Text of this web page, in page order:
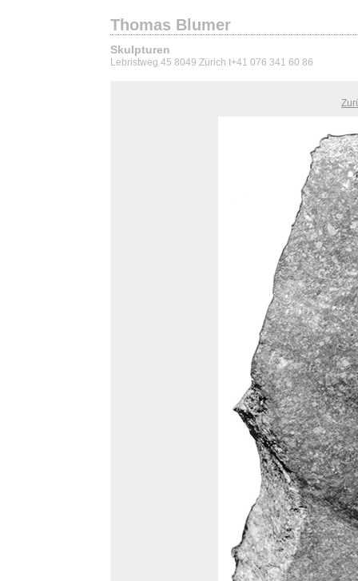
Thomas Blumer
Skulpturen
Lebristweg 45 8049 Zürich t+41 076 341 60 86